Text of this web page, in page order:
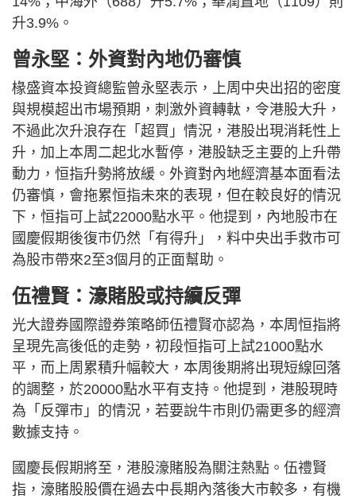
升3.9%。
曾永堅：外資對內地仍審慎
椽盛資本投資總監曾永堅表示，上周中央出招的密度
與規模超出市場預期，刺激外資轉軚，令港股大升，
不過此次升浪存在「超買」情況，港股出現消耗性上
升，加上本周二起北水暫停，港股缺乏主要的上升帶
動力，恒指升勢將放緩。外資對內地經濟基本面看法
仍審慎，會拖累恒指未來的表現，但在較良好的情況
下，恒指可上試22000點水平。他提到，內地股市在
國慶假期後復市仍然「有得升」，料中央出手救市可
為股市帶來2至3個月的正面幫助。
伍禮賢：濠賭股或持續反彈
光大證券國際證券策略師伍禮賢亦認為，本周恒指將
呈現先高後低的走勢，初段恒指可上試21000點水
平，而上周累積升幅較大，本周後期將出現短線回落
的調整，於20000點水平有支持。他提到，港股現時
為「反彈市」的情況，若要說牛市則仍需更多的經濟
數據支持。
國慶長假期將至，港股濠賭股為關注熱點。伍禮賢
指，濠賭股股價在過去中長期內落後大市較多，有機